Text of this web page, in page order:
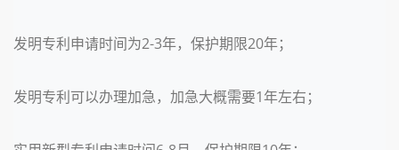
发明专利申请时间为2-3年，保护期限20年；
发明专利可以办理加急，加急大概需要1年左右；